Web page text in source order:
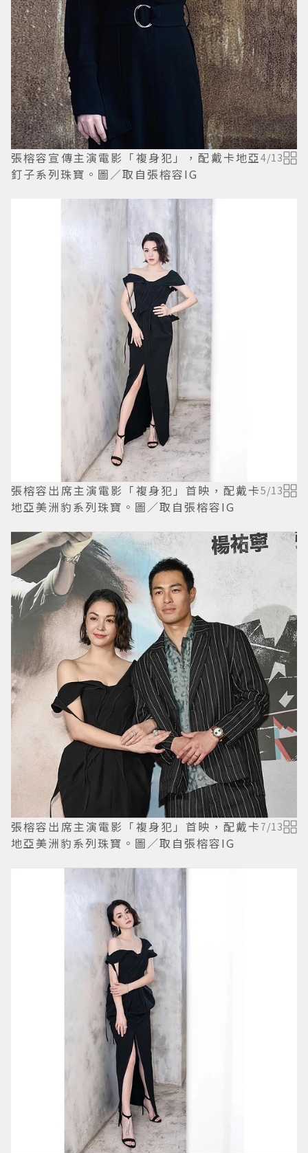
張榕容宣傳主演電影「複身犯」，配戴卡地亞
釘子系列珠寶。圖／取自張榕容IG
4/13
張榕容出席主演電影「複身犯」首映，配戴卡
地亞美洲豹系列珠寶。圖／取自張榕容IG
5/13
張榕容出席主演電影「複身犯」首映，配戴卡
地亞美洲豹系列珠寶。圖／取自張榕容IG
7/13